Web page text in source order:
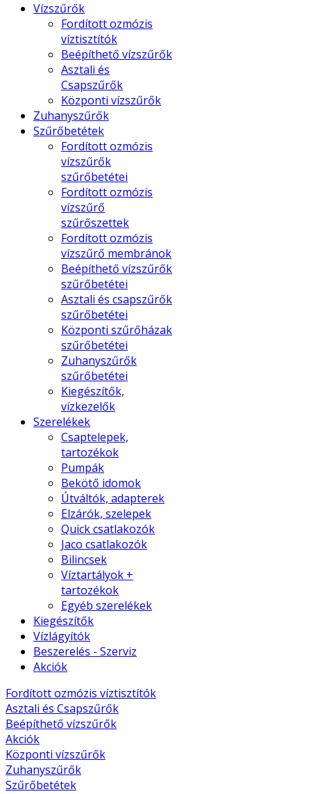
Vízszűrők
Fordított ozmózis
víztisztítók
Beépíthető vízszűrők
Asztali és
Csapszűrők
Központi vízszűrők
Zuhanyszűrők
Szűrőbetétek
Fordított ozmózis
vízszűrők
szűrőbetétei
Fordított ozmózis
vízszűrő
szűrőszettek
Fordított ozmózis
vízszűrő membránok
Beépíthető vízszűrők
szűrőbetétei
Asztali és csapszűrők
szűrőbetétei
Központi szűrőházak
szűrőbetétei
Zuhanyszűrők
szűrőbetétei
Kiegészítők,
vízkezelők
Szerelékek
Csaptelepek,
tartozékok
Pumpák
Bekötő idomok
Útváltók, adapterek
Elzárók, szelepek
Quick csatlakozók
Jaco csatlakozók
Bilincsek
Víztartályok +
tartozékok
Egyéb szerelékek
Kiegészítők
Vízlágyítók
Beszerelés - Szerviz
Akciók
Fordított ozmózis víztisztítók
Asztali és Csapszűrők
Beépíthető vízszűrők
Akciók
Központi vízszűrők
Zuhanyszűrők
Szűrőbetétek